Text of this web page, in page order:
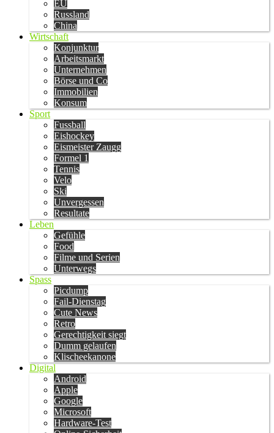
EU
Russland
China
Wirtschaft
Konjunktur
Arbeitsmarkt
Unternehmen
Börse und Co
Immobilien
Konsum
Sport
Fussball
Eishockey
Eismeister Zaugg
Formel 1
Tennis
Velo
Ski
Unvergessen
Resultate
Leben
Gefühle
Food
Filme und Serien
Unterwegs
Spass
Picdump
Fail-Dienstag
Cute News
Retro
Gerechtigkeit siegt
Dumm gelaufen
Klischeekanone
Digital
Android
Apple
Google
Microsoft
Hardware-Test